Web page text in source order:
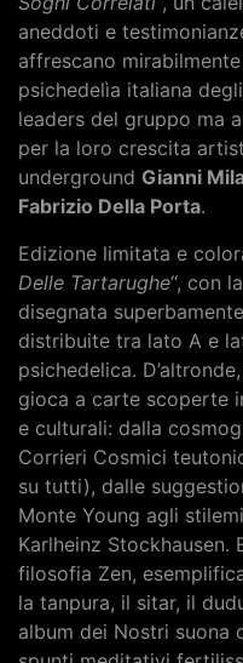
aneddoti e
affrescano
psichedelìa italiana
leaders del gruppo ma
per la loro crescita
underground Gianni
Fabrizio Della Porta.
Edizione limitata e
Delle Tartarughe“, con
disegnata
distribuite tra lato A e
psichedelica.
gioca a carte scoperte
e culturali: dalla
Corrieri Cosmici
su tutti), dalle
Monte Young agli
Karlheinz Stockhausen.
filosofia Zen,
la tanpura, il sitar, il
album dei Nostri suona